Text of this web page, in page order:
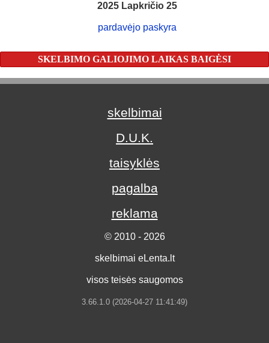
2025 Lapkričio 25
pardavėjo paskyra
SKELBIMO GALIOJIMO LAIKAS BAIGĖSI
skelbimai
D.U.K.
taisyklės
pagalba
reklama
© 2010 - 2026
skelbimai eLenta.lt
visos teisės saugomos
3.66.1.0 (2026-04-27 11:41:49)